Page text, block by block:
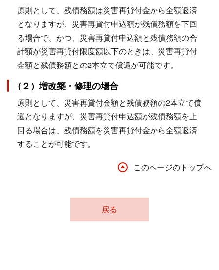
原則として、残債務額は災害再貸付金から全額返済
となりますが、災害再貸付申込額が残債務額を下回
る場合で、かつ、災害再貸付申込額と残債務額の合
計額が災害再貸付限度額以下のときは、災害再貸付
金額と残債務額との2本立て償還が可能です。
（２）増改築・修理の場合
原則として、災害再貸付金額と残債務額の2本立て償
還となりますが、災害再貸付申込額が残債務額を上
回る場合は、残債務額を災害再貸付金から全額返済
することが可能です。
このページのトップへ
戻る